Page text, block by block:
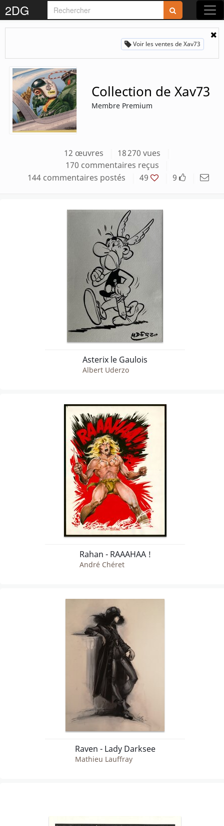
2DG Rejoignez-nous sur 2DG !
Accédez aux planches et illustrations
réservées aux membres
Découvrez de nouvelles fonctionnalités
S'inscrire
Voir les ventes de Xav73
Collection de Xav73
Membre Premium
12 œuvres
18 270 vues
170 commentaires reçus
144 commentaires postés
49 9
Asterix le Gaulois
Albert Uderzo
Rahan - RAAAHAA !
André Chéret
Raven - Lady Darksee
Mathieu Lauffray